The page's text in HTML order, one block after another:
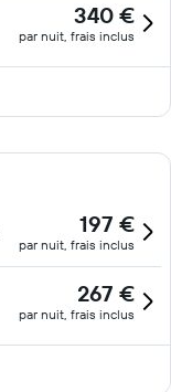
340 €
par nuit, frais inclus
197 €
par nuit, frais inclus
267 €
par nuit, frais inclus